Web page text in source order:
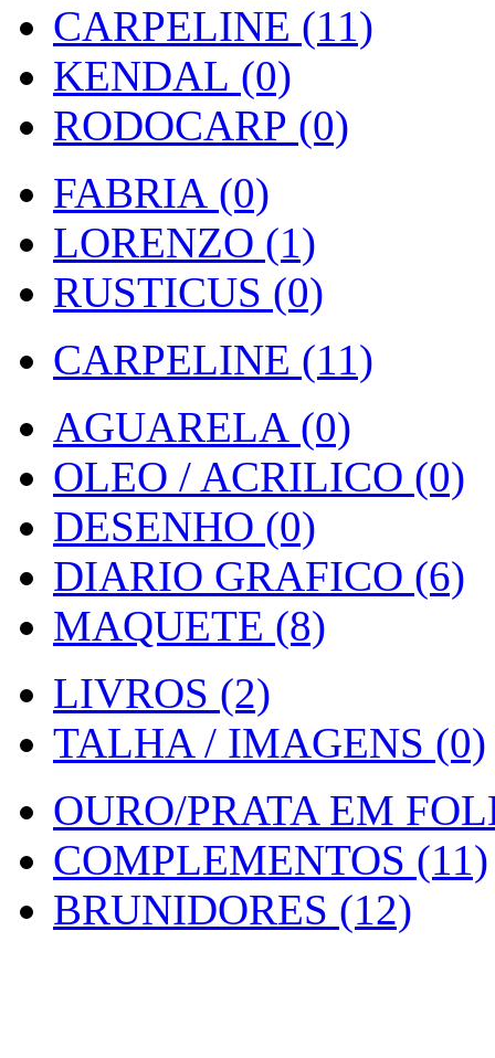
CARPELINE (11)
KENDAL (0)
RODOCARP (0)
FABRIA (0)
LORENZO (1)
RUSTICUS (0)
CARPELINE (11)
AGUARELA (0)
OLEO / ACRILICO (0)
DESENHO (0)
DIARIO GRAFICO (6)
MAQUETE (8)
LIVROS (2)
TALHA / IMAGENS (0)
OURO/PRATA EM
COMPLEMENTOS (11)
BRUNIDORES (12)